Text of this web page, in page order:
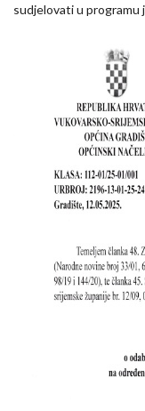
sudjelovati u programu